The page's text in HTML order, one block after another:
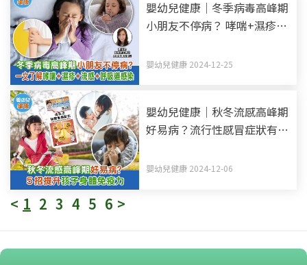
嬰幼兒健康｜冬季病毒高峰期
小朋友不停病？ 哮喘+濕疹
成因+解決方法+預防措施
嬰幼兒健康 2024-12-25
嬰幼兒健康｜秋冬流感高峰期
好易病？流行性感冒症狀有哪
嬰幼兒健康 2024-12-06
< 1 2 3 4 5 6 >